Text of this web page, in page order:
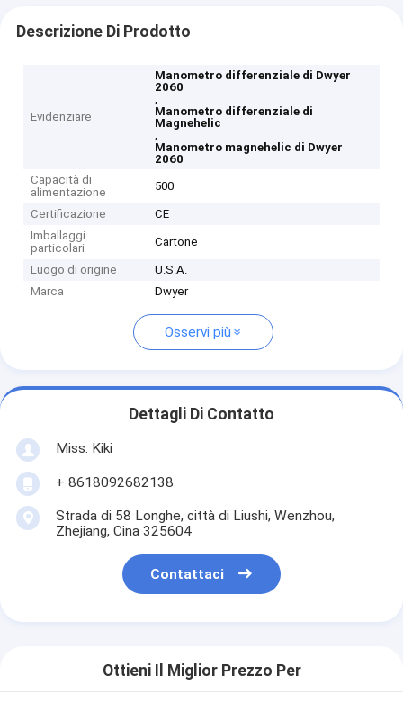
Descrizione Di Prodotto
Evidenziare
Manometro differenziale di Dwyer
2060
,
Manometro differenziale di
Magnehelic
,
Manometro magnehelic di Dwyer
2060
Capacità di
alimentazione
500
Certificazione
CE
Imballaggi
particolari
Cartone
Luogo di origine
U.S.A.
Marca
Dwyer
Osservi più
Dettagli Di Contatto
Miss. Kiki
+ 8618092682138
Strada di 58 Longhe, città di Liushi, Wenzhou,
Zhejiang, Cina 325604
Contattaci
Ottieni Il Miglior Prezzo Per